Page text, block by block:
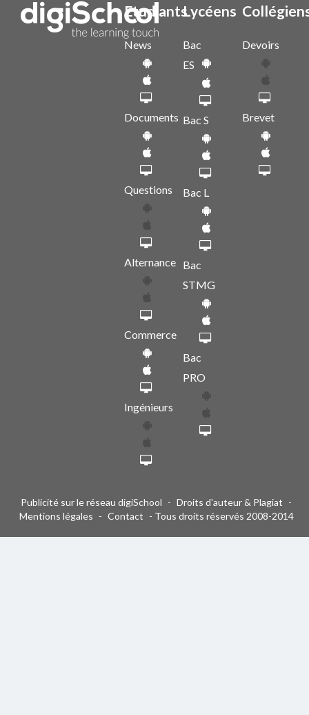
Etudiants
News
Documents
Questions
Alternance
Commerce
Ingénieurs
Lycéens
Bac
ES
Bac S
Bac L
Bac
STMG
Bac
PRO
Devoirs
Brevet
Publicité sur le réseau digiSchool - Droits d'auteur & Plagiat -
Mentions légales - Contact - Tous droits réservés 2008-2014